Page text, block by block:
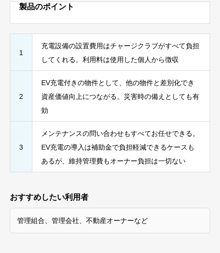
製品のポイント
1
充電設備の設置費用はチャージクラブがすべて負担
してくれる。利用料は使用した個人から徴収
2
EV充電付きの物件として、他の物件と差別化でき
資産価値向上につながる。災害時の備えとしても有
効
3
メンテナンスの問い合わせもすべてお任せできる。
EV充電の導入は補助金で負担軽減できるケースも
あるが、維持管理費もオーナー負担は一切ない
おすすめしたい利用者
管理組合、管理会社、不動産オーナーなど